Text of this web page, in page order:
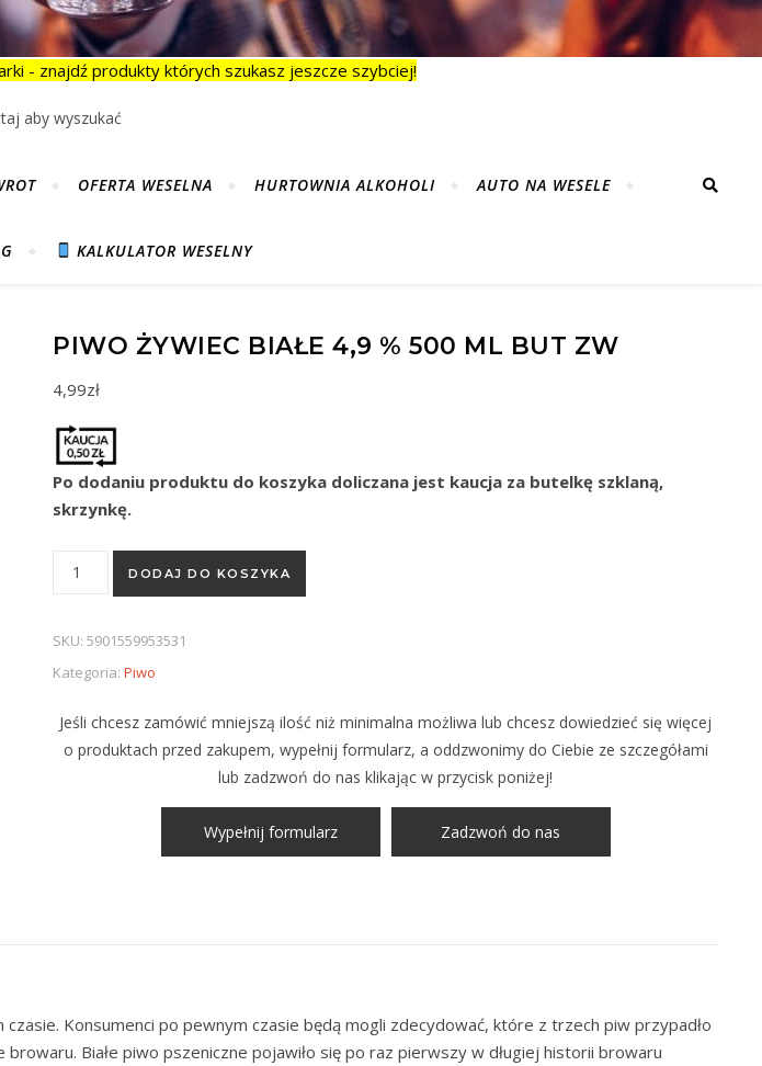
- znajdź produkty których szukasz jeszcze szybciej!
OFERTA WESELNA HURTOWNIA ALKOHOLI AUTO NA WESELE
KALKULATOR WESELNY
PIWO ŻYWIEC BIAŁE 4,9 % 500 ML BUT ZW
4,99zł
Po dodaniu produktu do koszyka doliczana jest kaucja za butelkę szklaną,
skrzynkę.
ilość PIWO ŻYWIEC BIAŁE 4,9 % 500 ml BUT ZW
DODAJ DO KOSZYKA
SKU:5901559953531
Kategoria:Piwo
Jeśli chcesz zamówić mniejszą ilość niż minimalna możliwa lub chcesz dowiedzieć się więcej
o produktach przed zakupem, wypełnij formularz, a oddzwonimy do Ciebie ze szczegółami
lub zadzwoń do nas klikając w przycisk poniżej!
Wypełnij formularz Zadzwoń do nas
Konsumenci po pewnym czasie będą mogli zdecydować, które z trzech piw przypadło
Białe piwo pszeniczne pojawiło się po raz pierwszy w długiej historii browaru